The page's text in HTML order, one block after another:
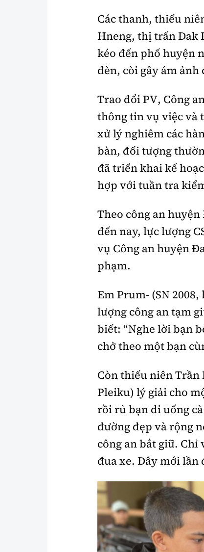
Các thanh, thiếu
Hneng, thị trấn Đak
kéo đến phố huyện
đèn, còi gây ám
Trao đổi PV, Công
thông tin vụ việc và
xử lý nghiêm các
bàn, đối tượng
đã triển khai kế
hợp với tuần tra
Theo công an
đến nay, lực lượng
vụ Công an huyện
phạm.
Em Prum- (SN
lượng công an tạm
biết: “Nghe lời bạn
chở theo một bạn
Còn thiếu niên Trần
Pleiku) lý giải cho
rồi rủ bạn đi uống
đường đẹp và rộng
công an bắt giữ.
đua xe. Đây mới lần